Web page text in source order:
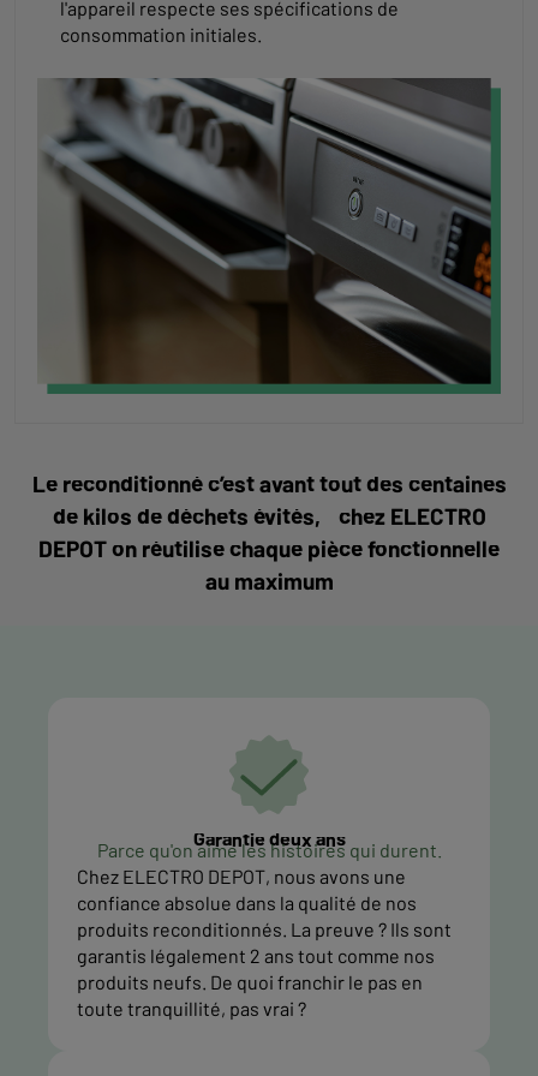
l'appareil respecte ses spécifications de
consommation initiales.
Le reconditionné c’est avant tout des centaines
de kilos de déchets évités, chez ELECTRO
DEPOT on réutilise chaque pièce fonctionnelle
au maximum
Garantie deux ans
Parce qu'on aime les histoires qui durent.
Chez ELECTRO DEPOT, nous avons une
confiance absolue dans la qualité de nos
produits reconditionnés. La preuve ? Ils sont
garantis légalement 2 ans tout comme nos
produits neufs. De quoi franchir le pas en
toute tranquillité, pas vrai ?